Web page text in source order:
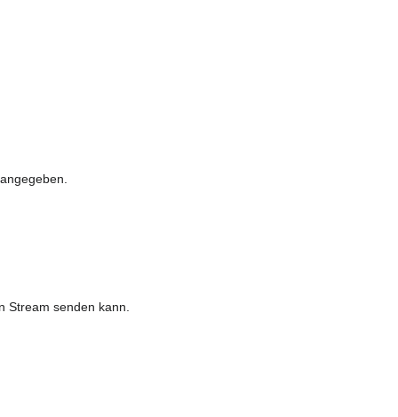
Stream senden kann.